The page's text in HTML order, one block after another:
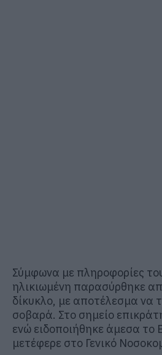
Σύμφωνα με πληροφορίες
ηλικιωμένη παρασύρθηκε
δίκυκλο, με αποτέλεσμα να
σοβαρά. Στο σημείο
ενώ ειδοποιήθηκε άμεσα το
μετέφερε στο Γενικό